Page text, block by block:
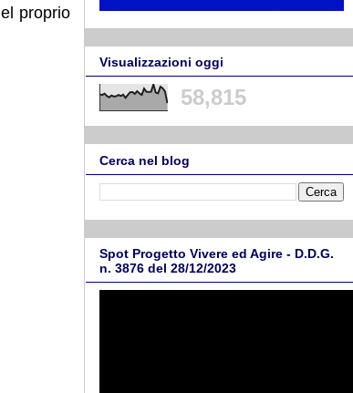
proprio
Visualizzazioni oggi
58,815
Cerca nel blog
Spot Progetto Vivere ed Agire - D.D.G.
n. 3876 del 28/12/2023